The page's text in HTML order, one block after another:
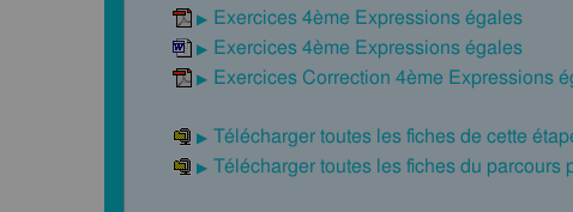
Exercices 4ème Expressions égales
Exercices 4ème Expressions égales
Exercices Correction 4ème Expressions
Télécharger toutes les fiches de cette
Télécharger toutes les fiches du parcours